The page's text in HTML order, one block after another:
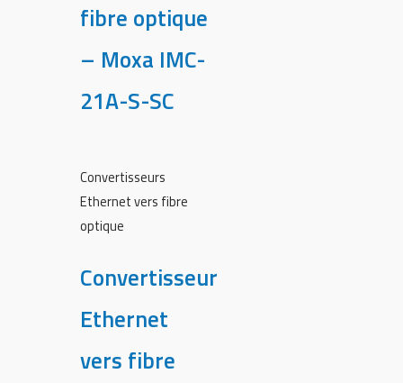
fibre optique
– Moxa IMC-
21A-S-SC
Convertisseurs
Ethernet vers fibre
optique
Convertisseur
Ethernet
vers fibre